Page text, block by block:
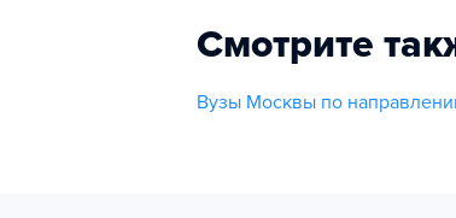
Смотрите
Вузы Москвы по